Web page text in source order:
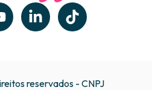
reservados - CNPJ